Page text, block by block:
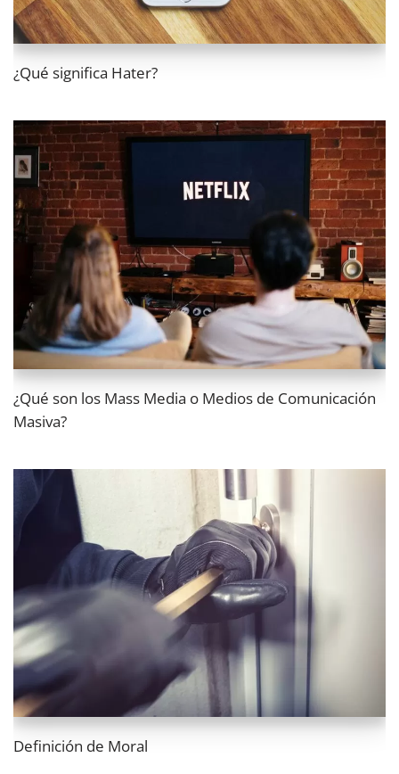
¿Qué significa Hater?
¿Qué son los Mass Media o Medios de Comunicación
Masiva?
Definición de Moral